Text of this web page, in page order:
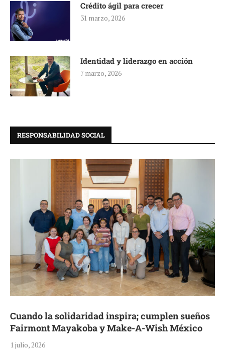
Crédito ágil para crecer
31 marzo, 2026
Identidad y liderazgo en acción
7 marzo, 2026
RESPONSABILIDAD SOCIAL
Cuando la solidaridad inspira; cumplen sueños
Fairmont Mayakoba y Make-A-Wish México
1 julio, 2026